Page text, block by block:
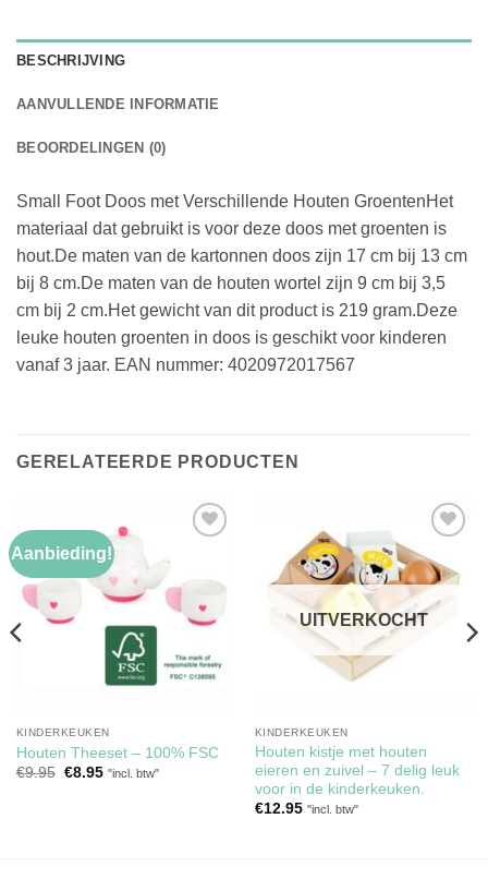
BESCHRIJVING
AANVULLENDE INFORMATIE
BEOORDELINGEN (0)
Small Foot Doos met Verschillende Houten GroentenHet
materiaal dat gebruikt is voor deze doos met groenten is
hout.De maten van de kartonnen doos zijn 17 cm bij 13 cm
bij 8 cm.De maten van de houten wortel zijn 9 cm bij 3,5
cm bij 2 cm.Het gewicht van dit product is 219 gram.Deze
leuke houten groenten in doos is geschikt voor kinderen
vanaf 3 jaar. EAN nummer: 4020972017567
GERELATEERDE PRODUCTEN
Aanbieding!
verlanglijst
KINDERKEUKEN
Houten Theeset – 100% FSC
€9.95 Oorspronkelijke
€8.95Huidige
"incl. btw"
Toevoegen
aan
verlanglijst
UITVERKOCHT
KINDERKEUKEN
Houten kistje met houten
eieren en zuivel – 7 delig leuk
voor in de kinderkeuken.
€12.95 "incl. btw"